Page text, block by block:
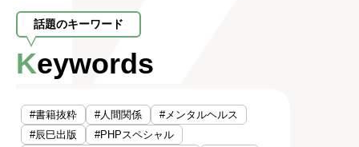
話題のキーワード
Keywords
#書籍抜粋 #人間関係
#メンタルヘルス
#辰巳出版
#PHPスペシャル